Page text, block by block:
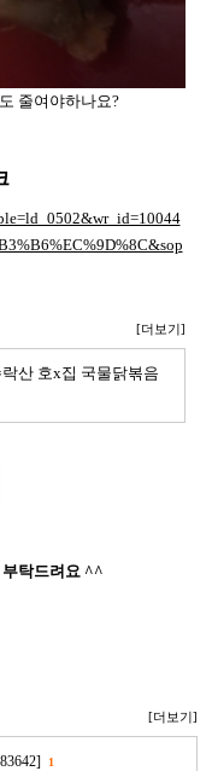
줄여야하나요?
[더보기]
산 호x집 국물닭볶음
부탁드려요 ^^
[더보기]
1